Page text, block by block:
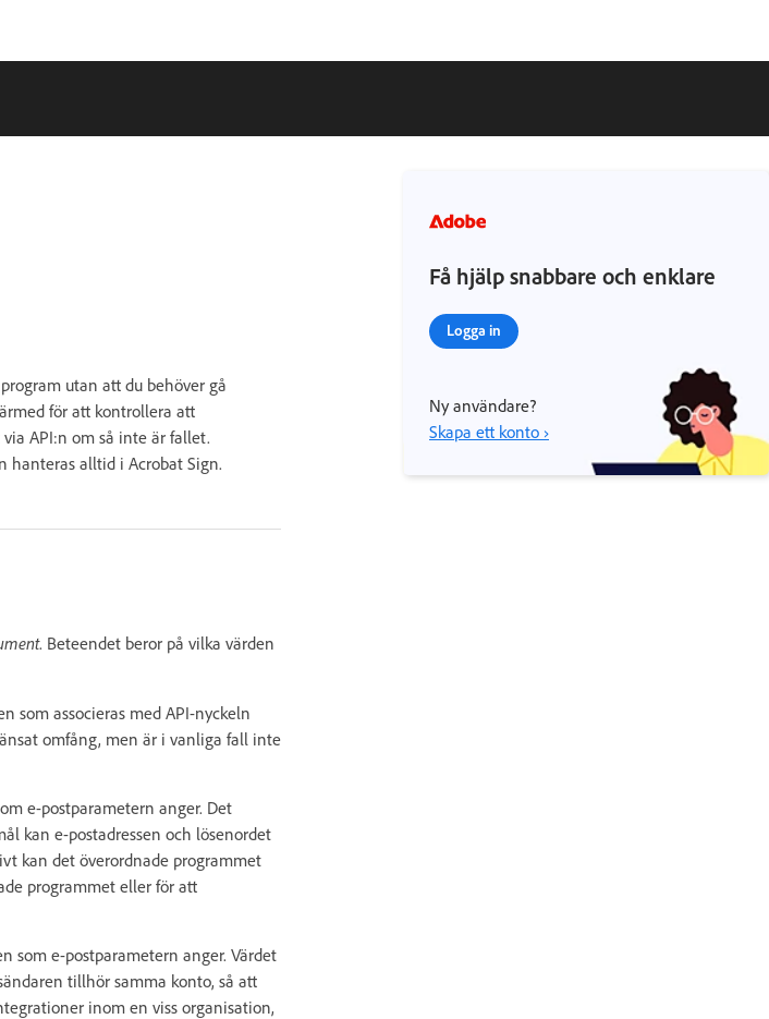
utan att du behöver gå
för att kontrollera att
API:n om så inte är fallet.
hanteras alltid i Acrobat Sign.
. Beteendet beror på vilka värden
som associeras med API-nyckeln
omfång, men är i vanliga fall inte
e-postparametern anger. Det
kan e-postadressen och lösenordet
kan det överordnade programmet
programmet eller för att
som e-postparametern anger. Värdet
tillhör samma konto, så att
inom en viss organisation,
Få hjälp snabbare och enklare
Logga in
Ny användare?
Skapa ett konto ›